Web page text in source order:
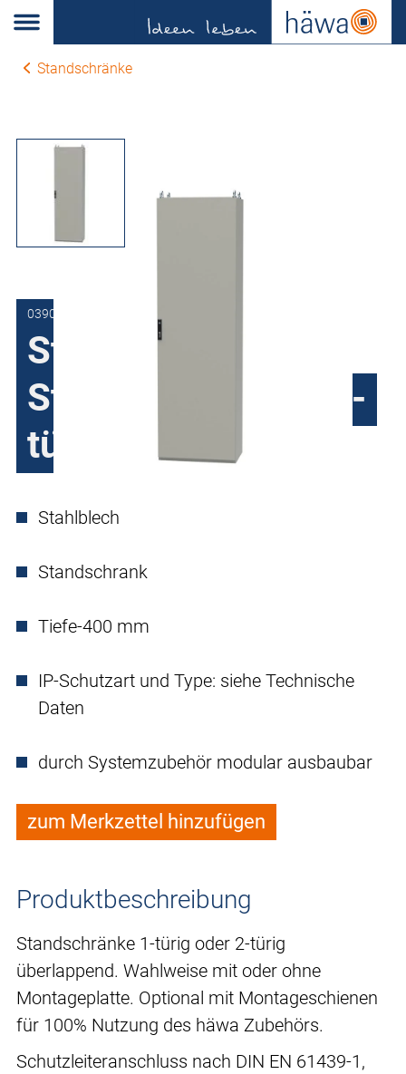
Standschränke
0390-8018-40-07
Standschrank
Stahlblech H390, 1-
türig
Stahlblech
Standschrank
Tiefe-400 mm
IP-Schutzart und Type: siehe Technische
Daten
durch Systemzubehör modular ausbaubar
zum Merkzettel hinzufügen
Produktbeschreibung
Standschränke 1-türig oder 2-türig
überlappend. Wahlweise mit oder ohne
Montageplatte. Optional mit Montageschienen
für 100% Nutzung des häwa Zubehörs.
Schutzleiteranschluss nach DIN EN 61439-1,